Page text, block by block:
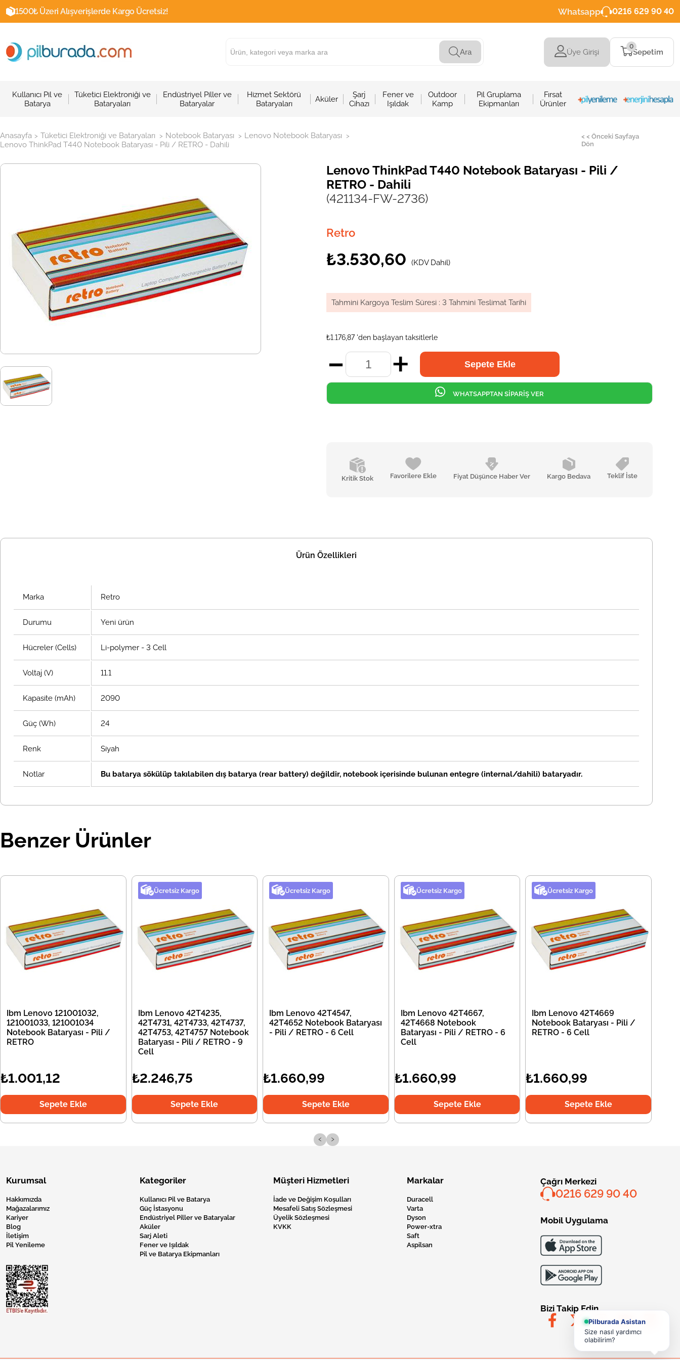
1500₺ Üzeri Alışverişlerde Kargo Ücretsiz! Whatsapp 0216 629 90 40
Ara Üye Girişi Sepetim
0
Kullanıcı Pil ve
Batarya
Tüketici Elektroniği ve
Bataryaları
Endüstriyel Piller ve
Bataryalar
Hizmet Sektörü
Bataryaları
Aküler
Şarj
Cihazı
Fener ve
Işıldak
Outdoor
Kamp
Pil Gruplama
Ekipmanları
Fırsat
Ürünler
Anasayfa > Tüketici Elektroniği ve Bataryaları > Notebook Bataryası > Lenovo Notebook Bataryası >
Lenovo ThinkPad T440 Notebook Bataryası - Pili / RETRO - Dahili
< < Önceki Sayfaya
Dön
Lenovo ThinkPad T440 Notebook Bataryası - Pili /
RETRO - Dahili
(421134-FW-2736)
Retro
₺3.530,60 (KDV Dahil)
Tahmini Kargoya Teslim Süresi : 3 Tahmini Teslimat Tarihi
₺1.176,87 'den başlayan taksitlerle
Kritik Stok Favorilere Ekle Fiyat Düşünce Haber Ver Kargo Bedava Teklif İste
WHATSAPPTAN SİPARİŞ VER
Ürün Özellikleri
Marka Retro
Durumu Yeni ürün
Hücreler (Cells) Li-polymer - 3 Cell
Voltaj (V) 11.1
Kapasite (mAh) 2090
Güç (Wh) 24
Renk Siyah
Notlar Bu batarya sökülüp takılabilen dış batarya (rear battery) değildir, notebook içerisinde bulunan entegre (internal/dahili) bataryadır.
Benzer Ürünler
Ibm Lenovo 121001032,
121001033, 121001034
Notebook Bataryası - Pili /
RETRO
₺1.001,12
Sepete Ekle
Ücretsiz Kargo
Ibm Lenovo 42T4235,
42T4731, 42T4733, 42T4737,
42T4753, 42T4757 Notebook
Bataryası - Pili / RETRO - 9
Cell
₺2.246,75
Sepete Ekle
Ücretsiz Kargo
Ibm Lenovo 42T4547,
42T4652 Notebook Bataryası
- Pili / RETRO - 6 Cell
₺1.660,99
Sepete Ekle
Ücretsiz Kargo
Ibm Lenovo 42T4667,
42T4668 Notebook
Bataryası - Pili / RETRO - 6
Cell
₺1.660,99
Sepete Ekle
Ücretsiz Kargo
Ibm Lenovo 42T4669
Notebook Bataryası - Pili /
RETRO - 6 Cell
₺1.660,99
Sepete Ekle
‹ ›
Kurumsal
Hakkımızda
Mağazalarımız
Kariyer
Blog
İletişim
Pil Yenileme
Kategoriler
Kullanıcı Pil ve Batarya
Güç İstasyonu
Endüstriyel Piller ve Bataryalar
Aküler
Sarj Aleti
Fener ve Işıldak
Pil ve Batarya Ekipmanları
Müşteri Hizmetleri
İade ve Değişim Koşulları
Mesafeli Satış Sözleşmesi
Üyelik Sözleşmesi
KVKK
Markalar
Duracell
Varta
Dyson
Power-xtra
Saft
Aspilsan
Çağrı Merkezi
0216 629 90 40
Mobil Uygulama
Bizi Takip Edin
Pilburada Asistan
Size nasıl yardımcı
olabilirim?